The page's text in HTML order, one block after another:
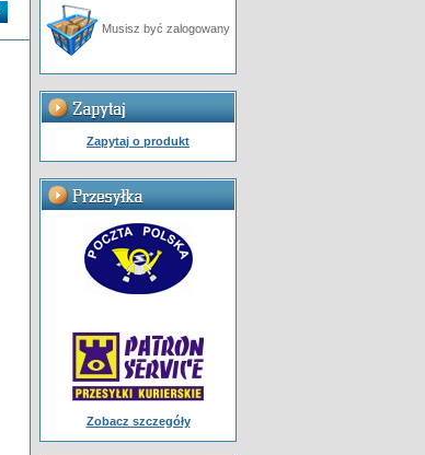
Musisz być zalogowany
Zapytaj o produkt
Zobacz szczegóły